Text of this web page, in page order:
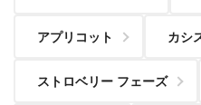
アプリコット カシ
ストロベリー フェーズ